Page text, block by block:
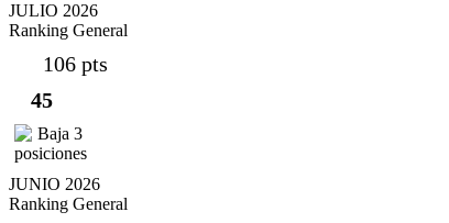
JULIO 2026
Ranking General
106 pts
45
JUNIO 2026
Ranking General